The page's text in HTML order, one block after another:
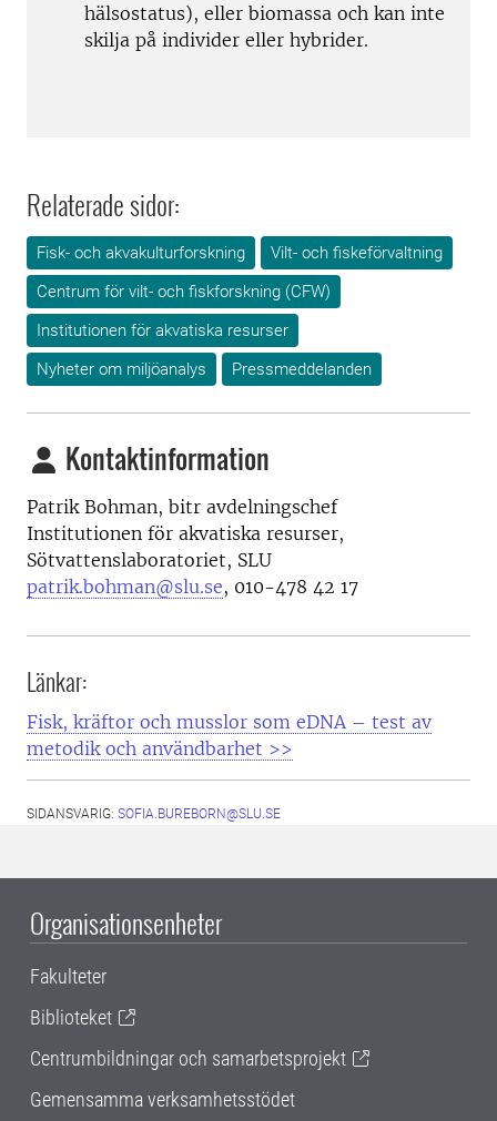
hälsostatus), eller biomassa och kan inte
skilja på individer eller hybrider.
Relaterade sidor:
Fisk- och akvakulturforskning
Vilt- och fiskeförvaltning
Centrum för vilt- och fiskforskning (CFW)
Institutionen för akvatiska resurser
Nyheter om miljöanalys
Pressmeddelanden
Kontaktinformation
Patrik Bohman, bitr avdelningschef
Institutionen för akvatiska resurser,
Sötvattenslaboratoriet, SLU
patrik.bohman@slu.se, 010-478 42 17
Länkar:
Fisk, kräftor och musslor som eDNA – test av
metodik och användbarhet >>
SIDANSVARIG: SOFIA.BUREBORN@SLU.SE
Organisationsenheter
Fakulteter
Biblioteket
Centrumbildningar och samarbetsprojekt
Gemensamma verksamhetsstödet